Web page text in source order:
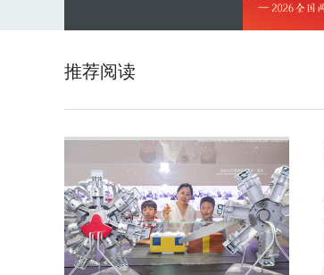
推荐阅读